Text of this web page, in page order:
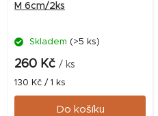
M 6cm/2ks
Skladem (>5 ks)
260 Kč / ks
Měrná
cena:
130 Kč / 1 ks
Do košíku